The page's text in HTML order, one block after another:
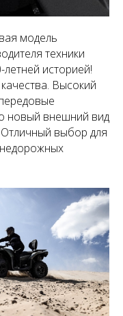
модель
техники
историей!
Высокий
новый внешний вид
выбор для